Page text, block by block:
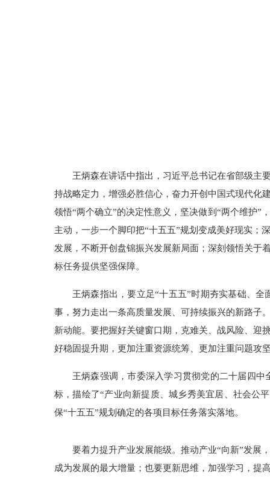
王炳森在讲话中指出，习近平总书记在省部级主
持战略定力，增强必胜信心，奋力开创中国式现代化
领悟“两个确立”的决定性意义，坚决做到“两个维护
主动，一步一个脚印把“十五五”规划变成美好现实；
发展，不断开创盘锦振兴发展新局面；深刻领悟关于
标任务提供坚强保障。
王炳森指出，要立足“十五五”时期夯实基础、
事，努力走出一条高质量发展、可持续振兴的新路子
新动能。要把握好关键窗口期，克难关、战风险、迎
好稳固提升期，更加注重资源统筹、更加注重问题攻
王炳森强调，市委深入学习贯彻党的二十届四
标，描绘了“产业向新提质、城乡秀美宜居、社会公
保“十五五”规划确定的各项目标任务落实落地。
要着力提升产业发展能级。推动产业“向新”发展
成为发展的最大增量；也要更新思维，加强学习，提